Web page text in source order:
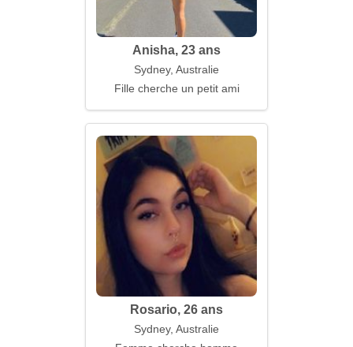
Anisha, 23 ans
Sydney, Australie
Fille cherche un petit ami
Rosario, 26 ans
Sydney, Australie